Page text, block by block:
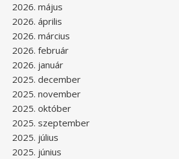
2026. május
2026. április
2026. március
2026. február
2026. január
2025. december
2025. november
2025. október
2025. szeptember
2025. július
2025. június